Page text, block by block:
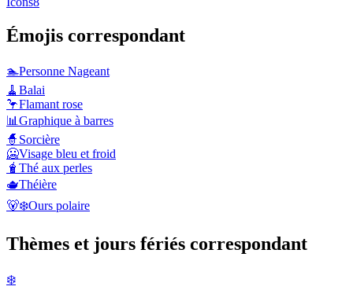
Émojis correspondant
🏊Personne Nageant
🧹 Balai
🦩Flamant rose
📊 Graphique à barres
🧙 Sorcière
🥶Visage bleu et froid
🧋 Thé aux perles
🫖Théière
🐻‍❄️Ours polaire
Thèmes et jours fériés correspondant
❄️